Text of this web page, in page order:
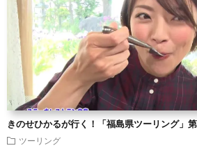
きのせひかるが行く！「福島県ツーリング」
ツーリング